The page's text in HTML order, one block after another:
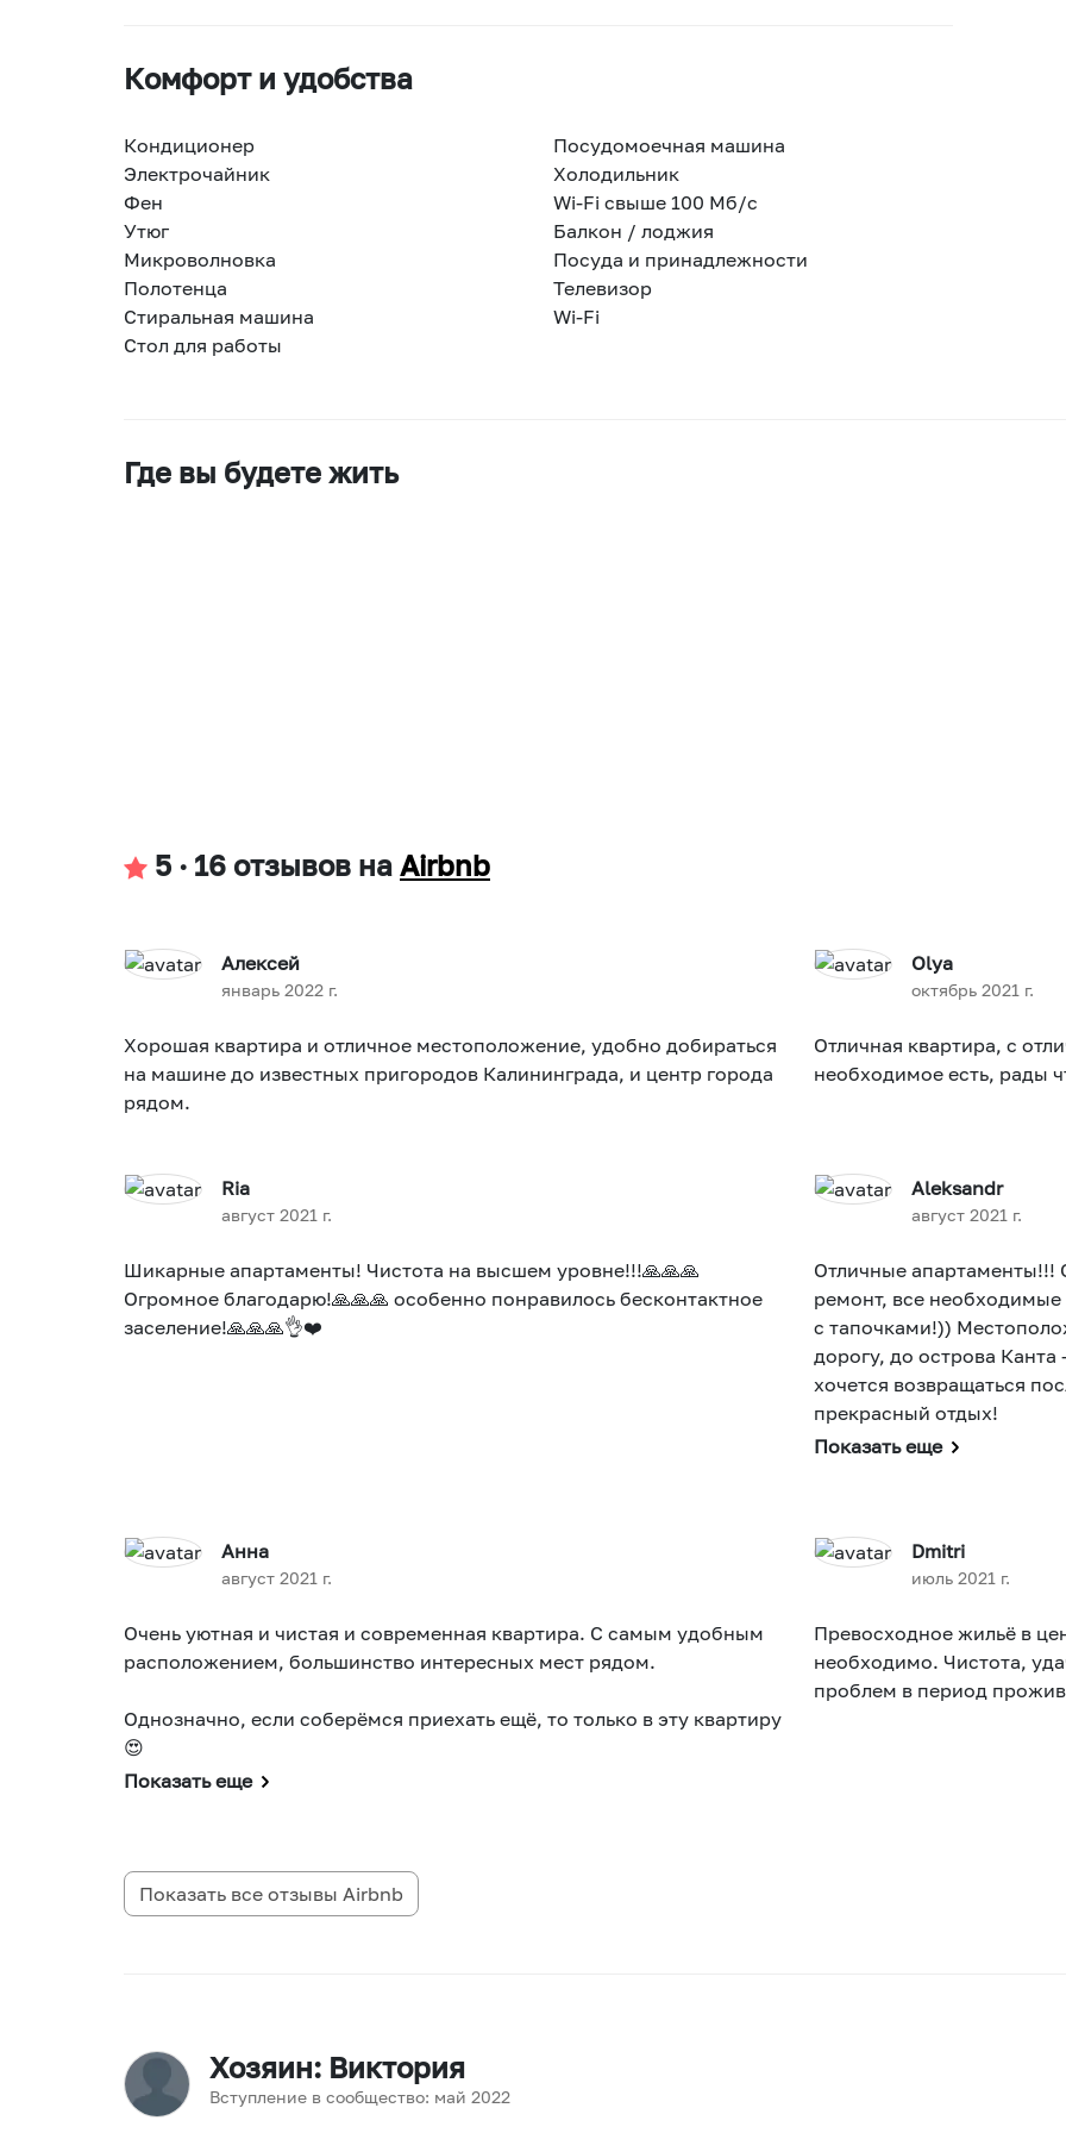
Комфорт и удобства
Кондиционер
Посудомоечная машина
Электрочайник
Холодильник
Фен
Wi-Fi свыше 100 Мб/с
Утюг
Балкон / лоджия
Микроволновка
Посуда и принадлежности
Полотенца
Телевизор
Стиральная машина
Wi-Fi
Стол для работы
Где вы будете жить
5 · 16 отзывов на Airbnb
Алексей
январь 2022 г.
Хорошая квартира и отличное местоположение, удобно добираться
на машине до известных пригородов Калининграда, и центр города
рядом.
Olya
октябрь 2021 г.
Отличная квартира, с
необходимое есть, рады
Ria
август 2021 г.
Шикарные апартаменты! Чистота на высшем уровне!!!🙏🙏🙏
Огромное благодарю!🙏🙏🙏 особенно понравилось бесконтактное
заселение!🙏🙏🙏👌❤️
Aleksandr
август 2021 г.
Отличные апартаменты!!!
ремонт, все
с тапочками!))
дорогу, до острова
хочется возвращаться
прекрасный отдых!
Показать еще
Анна
август 2021 г.
Очень уютная и чистая и современная квартира. С самым удобным
расположением, большинство интересных мест рядом.
Однозначно, если соберёмся приехать ещё, то только в эту квартиру
😍
Показать еще
Dmitri
июль 2021 г.
Превосходное жильё в
необходимо. Чистота,
проблем в период
Показать все отзывы Airbnb
Хозяин: Виктория
Вступление в сообщество: май 2022